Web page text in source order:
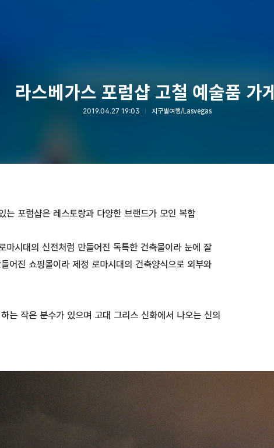
라스베가스 포럼샵 고철 예술품 가게
2019.04.27 19:03 지구별여행/Lasvegas
는 포럼샵은 레스토랑과 다양한 브랜드가 모인 복합
마시대의 신전처럼 만들어진 독특한 건축물이라 눈에 잘
어진 쇼핑몰이라 제정 로마시대의 건축양식으로 외부와
는 작은 분수가 있으며 고대 그리스 신화에서 나오는 신의